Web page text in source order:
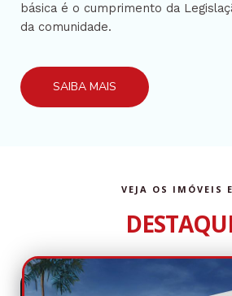
básica é o cumprimento da
da comunidade.
SAIBA MAIS
VEJA OS IMÓVEIS